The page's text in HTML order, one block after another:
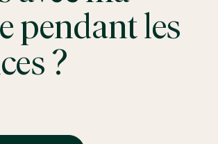
pendant les
?